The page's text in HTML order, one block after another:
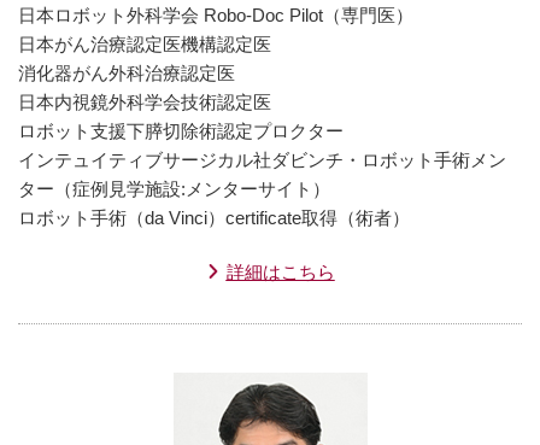
日本ロボット外科学会 Robo-Doc Pilot（専門医）
日本がん治療認定医機構認定医
消化器がん外科治療認定医
日本内視鏡外科学会技術認定医
ロボット支援下膵切除術認定プロクター
インテュイティブサージカル社ダビンチ・ロボット手術メン
ター（症例見学施設:メンターサイト）
ロボット手術（da Vinci）certificate取得（術者）
詳細はこちら